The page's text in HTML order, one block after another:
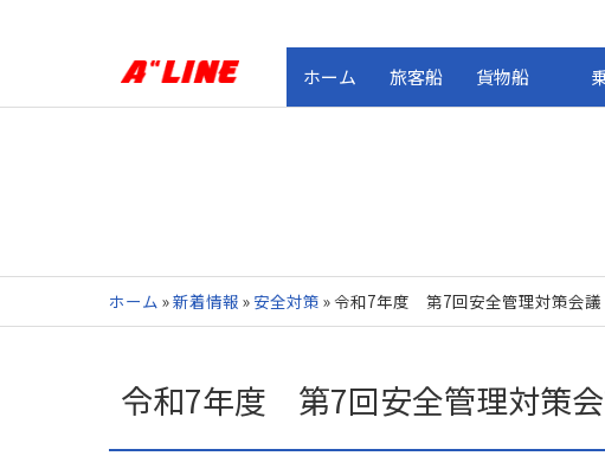
ホーム 旅客船 貨物船
ホーム »新着情報 » 安全対策 » 令和7年度 第7回安全管理対策会議
令和7年度 第7回安全管理対策